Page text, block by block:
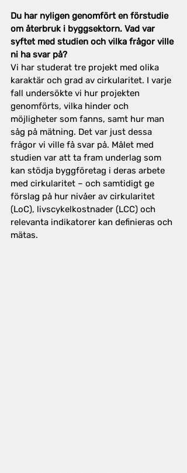
Du har nyligen genomfört en förstudie
om återbruk i byggsektorn. Vad var
syftet med studien och vilka frågor ville
ni ha svar på?
Vi har studerat tre projekt med olika
karaktär och grad av cirkularitet. I varje
fall undersökte vi hur projekten
genomförts, vilka hinder och
möjligheter som fanns, samt hur man
såg på mätning. Det var just dessa
frågor vi ville få svar på. Målet med
studien var att ta fram underlag som
kan stödja byggföretag i deras arbete
med cirkularitet – och samtidigt ge
förslag på hur nivåer av cirkularitet
(LoC), livscykelkostnader (LCC) och
relevanta indikatorer kan definieras och
mätas.